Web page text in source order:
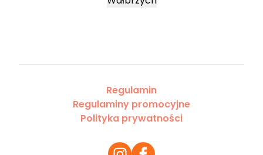
Regulamin
Regulaminy promocyjne
Polityka prywatności